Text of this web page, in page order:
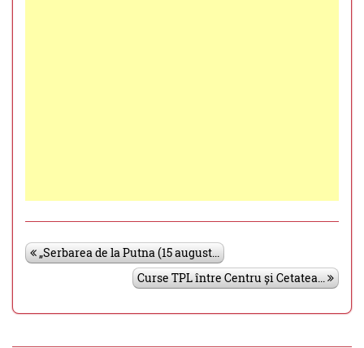
„Serbarea de la Putna (15 august...
Curse TPL între Centru și Cetatea...